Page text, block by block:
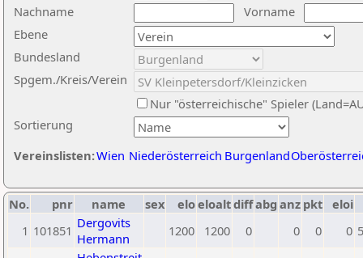
Nachname
Vorname
Ebene
Sortierung
Bundesland
Spgem./Kreis/Verein
Nur "österreichische" Spieler
Vereinslisten:Wien Niederösterreich Burgenland
No. pnr name sex eloeloaltdiffabg anz pkt eloi
1 101851 Dergovits
Hermann
1200 1200 0 0 0 0